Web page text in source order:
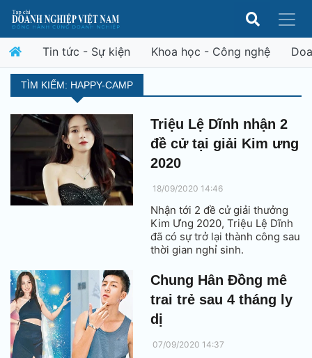
Tin tức - Sự kiện Khoa học - Công nghệ
TÌM KIẾM: HAPPY-CAMP
Triệu Lệ Dĩnh nhận 2
đề cử tại giải Kim ưng
2020
18/09/2020 14:46
Nhận tới 2 đề cử giải thưởng
Kim Ưng 2020, Triệu Lệ Dĩnh
đã có sự trở lại thành công sau
thời gian nghỉ sinh.
Chung Hân Đồng mê
trai trẻ sau 4 tháng ly
dị
07/09/2020 14:37